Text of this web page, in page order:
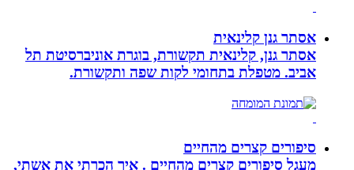
אסתר גנן קלינאית
אסתר גנן, קלינאית תקשורת, בוגרת אוניברסיטת תל
אביב. מטפלת בתחומי לקות שפה ותקשורת.
סיפורים קצרים מהחיים
מעגל סיפורים קצרים מהחיים . איך הכרתי את אשתי,